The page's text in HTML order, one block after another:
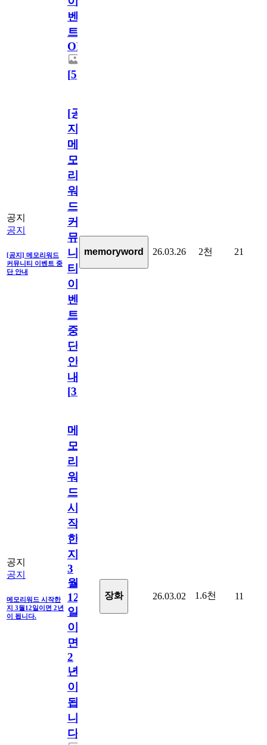
벤
트
OPEN!
[5]
공지
공지
[공지] 메모리워드
커뮤니티 이벤트 중
단 안내
[공
지]
메
모
리
워
드
커
뮤
니
티
이
벤
트
중
단
안
내
[31
memoryword 26.03.26 2천 21
공지
공지
메모리워드 시작한
지 3월12일이면 2년
이 됩니다.
메
모
리
워
드
시
작
한
지
3
월
12
일
이
면
2
년
이
됩
니
다.
장화 26.03.02 1.6천 11